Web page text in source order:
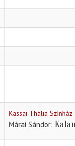
Kassai Thália Színház
Márai Sándor